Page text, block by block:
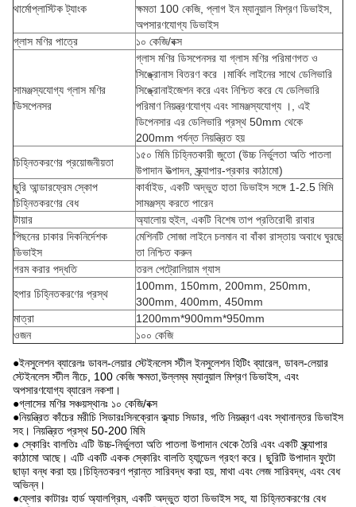
থার্মোপ্লাস্টিক ট্যাংক
ক্ষমতা 100 কেজি, প্লাগ ইন ম্যানুয়াল মিশ্রণ ডিভাইস,
অপসারণযোগ্য ডিভাইস
গ্লাস মণির পাত্রে
১০ কেজি/বক্স
সামঞ্জস্যযোগ্য গ্লাস মণির
ডিসপেনসর
গ্লাস মণির ডিসপেনসর যা গ্লাস মণির পরিমাণগত ও
সিঙ্ক্রোনাস বিতরণ করে ।মার্কিং লাইনের সাথে ডেলিভারি
সিঙ্ক্রোনাইজেশন করে এবং নিশ্চিত করে যে ডেলিভারি
পরিমাণ নিয়ন্ত্রণযোগ্য এবং সামঞ্জস্যযোগ্য ।, এই
ডিপেনসার এর ডেলিভারি প্রস্থ 50mm থেকে
200mm পর্যন্ত নিয়ন্ত্রিত হয়
চিহ্নিতকরণের প্রয়োজনীয়তা
১৫০ মিমি চিহ্নিতকারী জুতো (উচ্চ নির্ভুলতা অতি পাতলা
উপাদান উত্পাদন, স্ক্র্যাপার-প্রকার কাঠামো)
ছুরি আন্ডারফ্রেম স্কোপ
চিহ্নিতকরণের বেধ
কার্বাইড, একটি অদ্ভুত হাতা ডিভাইস সঙ্গে 1-2.5 মিমি
সামঞ্জস্য করতে পারেন
টায়ার
অ্যালোয় হুইল, একটি বিশেষ তাপ প্রতিরোধী রাবার
পিছনের চাকার দিকনির্দেশক
ডিভাইস
মেশিনটি সোজা লাইনে চলমান বা বাঁকা রাস্তায় অবাধে ঘুরছে
তা নিশ্চিত করুন
গরম করার পদ্ধতি
তরল পেট্রোলিয়াম গ্যাস
হপার চিহ্নিতকরণের প্রস্থ
100mm, 150mm, 200mm, 250mm,
300mm, 400mm, 450mm
মাত্রা
1200mm*900mm*950mm
ওজন
১০০ কেজি
●ইনসুলেশন ব্যারেলঃ ডাবল-লেয়ার স্টেইনলেস স্টীল ইনসুলেশন হিটিং ব্যারেল, ডাবল-লেয়ার
স্টেইনলেস স্টীল নীচে, 100 কেজি ক্ষমতা,উল্লম্ব ম্যানুয়াল মিশ্রণ ডিভাইস, এবং
অপসারণযোগ্য ব্যারেল নকশা।
●গ্লাসের মণির সঞ্চয়স্থানঃ ১০ কেজি/বক্স
●নিয়ন্ত্রিত কাঁচের মরীচি সিডারঃসিনক্রোন ক্ল্যাচ সিডার, গতি নিয়ন্ত্রণ এবং স্থানান্তর ডিভাইস
সহ। নিয়ন্ত্রিত প্রস্থ 50-200 মিমি
● স্কোরিং বালতিঃ এটি উচ্চ-নির্ভুলতা অতি পাতলা উপাদান থেকে তৈরি এবং একটি স্ক্র্যাপার
কাঠামো আছে। এটি একটি একক স্কোরিং বালতি হ্যান্ডেল গ্রহণ করে। ছুরিটি উপাদান ফুটো
ছাড়া বন্ধ করা হয়।চিহ্নিতকরণ প্রান্ত সারিবদ্ধ করা হয়, মাথা এবং লেজ সারিবদ্ধ, এবং বেধ
অভিন্ন।
●ফ্লোর কাটারঃ হার্ড অ্যালগ্রিম, একটি অদ্ভুত হাতা ডিভাইস সহ, যা চিহ্নিতকরণের বেধ